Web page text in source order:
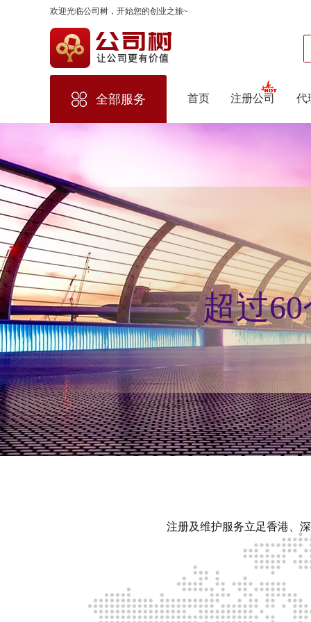
欢迎光临公司树，开始您的创业之旅~
全部服务 首页 注册公司 代
超过
注册及维护服务立足香港、